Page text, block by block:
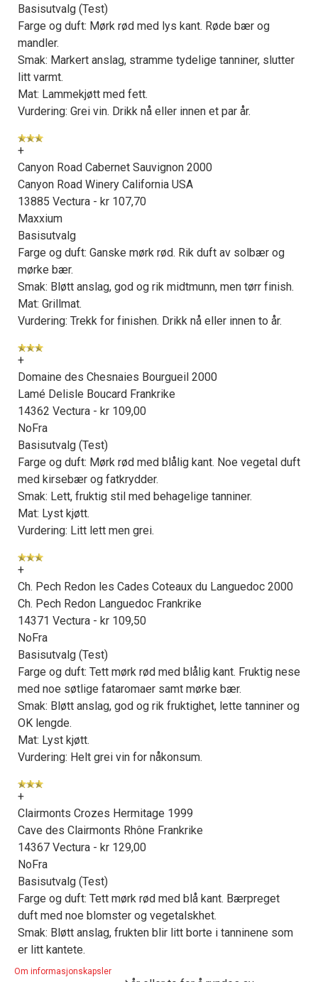
Basisutvalg (Test)
Farge og duft: Mørk rød med lys kant. Røde bær og
mandler.
Smak: Markert anslag, stramme tydelige tanniner, slutter
litt varmt.
Mat: Lammekjøtt med fett.
Vurdering: Grei vin. Drikk nå eller innen et par år.
+
Canyon Road Cabernet Sauvignon 2000
Canyon Road Winery California USA
13885 Vectura - kr 107,70
Maxxium
Basisutvalg
Farge og duft: Ganske mørk rød. Rik duft av solbær og
mørke bær.
Smak: Bløtt anslag, god og rik midtmunn, men tørr finish.
Mat: Grillmat.
Vurdering: Trekk for finishen. Drikk nå eller innen to år.
+
Domaine des Chesnaies Bourgueil 2000
Lamé Delisle Boucard Frankrike
14362 Vectura - kr 109,00
NoFra
Basisutvalg (Test)
Farge og duft: Mørk rød med blålig kant. Noe vegetal duft
med kirsebær og fatkrydder.
Smak: Lett, fruktig stil med behagelige tanniner.
Mat: Lyst kjøtt.
Vurdering: Litt lett men grei.
+
Ch. Pech Redon les Cades Coteaux du Languedoc 2000
Ch. Pech Redon Languedoc Frankrike
14371 Vectura - kr 109,50
NoFra
Basisutvalg (Test)
Farge og duft: Tett mørk rød med blålig kant. Fruktig nese
med noe søtlige fataromaer samt mørke bær.
Smak: Bløtt anslag, god og rik fruktighet, lette tanniner og
OK lengde.
Mat: Lyst kjøtt.
Vurdering: Helt grei vin for nåkonsum.
+
Clairmonts Crozes Hermitage 1999
Cave des Clairmonts Rhône Frankrike
14367 Vectura - kr 129,00
NoFra
Basisutvalg (Test)
Farge og duft: Tett mørk rød med blå kant. Bærpreget
duft med noe blomster og vegetalskhet.
Smak: Bløtt anslag, frukten blir litt borte i tanninene som
er litt kantete.
Mat: Rødt kjøtt.
Om informasjonskapsler